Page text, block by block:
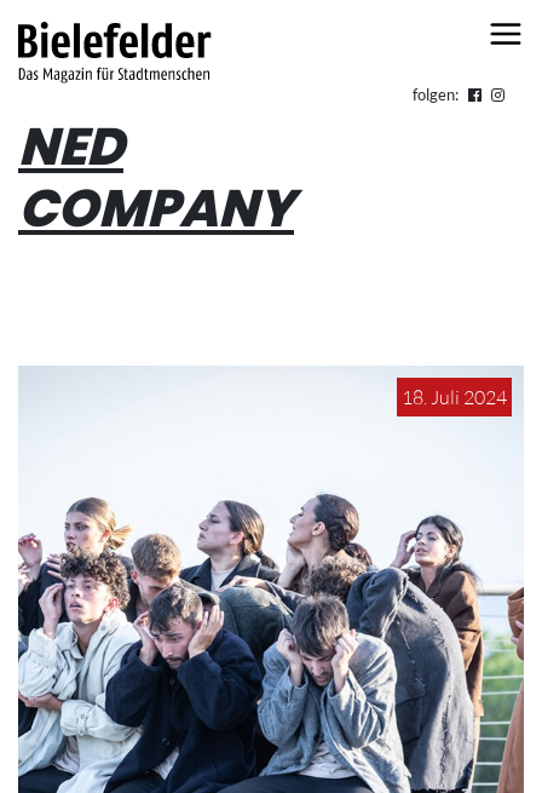
folgen:
NED
COMPANY
18. Juli 2024